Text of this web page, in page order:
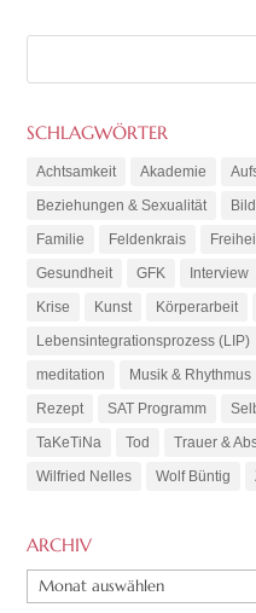
SCHLAGWÖRTER
Achtsamkeit Akademie
Beziehungen & Sexualität
Familie
Feldenkrais
Gesundheit
GFK Interview
Krise
Kunst Körperarbeit
Lebensintegrationsprozess (LIP)
meditation
Musik & Rhythmus
Rezept
SAT Programm
TaKeTiNa
Tod Trauer &
Wilfried Nelles
Wolf Büntig
ARCHIV
ARCHIV